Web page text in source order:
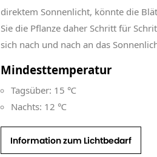
direktem Sonnenlicht, könnte die
Sie die Pflanze daher Schritt für
sich nach und nach an das
Mindesttemperatur
Tagsüber: 15 ℃
Nachts: 12 ℃
Information zum Lichtbedarf